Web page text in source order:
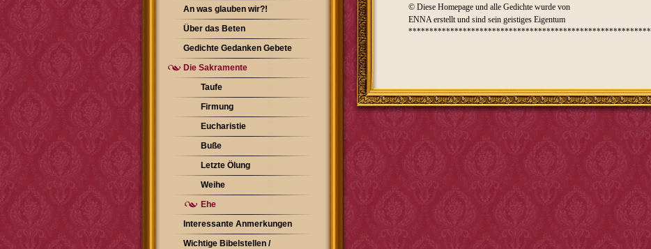
© Diese Homepage und alle Gedichte wurde von
ENNA erstellt und sind sein geistiges Eigentum
An was glauben wir?!
Über das Beten
Gedichte Gedanken Gebete
Die Sakramente
Taufe
Firmung
Eucharistie
Buße
Letzte Ölung
Weihe
Ehe
Interessante Anmerkungen
Wichtige Bibelstellen /